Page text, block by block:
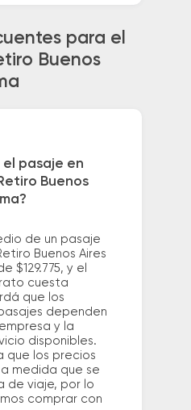
para el
Buenos
pasaje en
Buenos
de un pasaje
Buenos Aires
$129.775, y el
cuesta
que los
dependen
y la
disponibles.
que los precios
medida que se
de viaje, por lo
comprar con